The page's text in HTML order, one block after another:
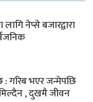
नेप्से बजारद्वारा
गरिब भएर जन्मेपछि
मिल्दैन , दुखमै जीवन